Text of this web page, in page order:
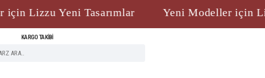
Lizzu Yeni Tasarımlar Yeni Modeller için Lizzu
KARGO TAKİBİ